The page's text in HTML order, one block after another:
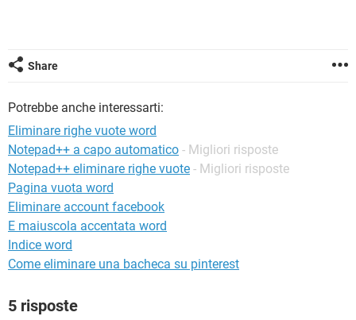
HARDWARE
Share
Potrebbe anche interessarti:
Eliminare righe vuote word
Notepad++ a capo automatico - Migliori risposte
Notepad++ eliminare righe vuote - Migliori risposte
Pagina vuota word
Eliminare account facebook
E maiuscola accentata word
Indice word
Come eliminare una bacheca su pinterest
5 risposte